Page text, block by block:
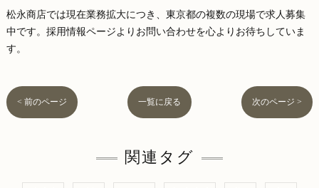
松永商店では現在業務拡大につき、東京都の複数の現場で求人募集
中です。採用情報ページよりお問い合わせを心よりお待ちしていま
す。
< 前のページ 一覧に戻る 次のページ >
関連タグ